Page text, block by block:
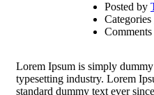
Posted by
Categories
Comments
Lorem Ipsum is simply
typesetting industry. Lorem
standard dummy text ever